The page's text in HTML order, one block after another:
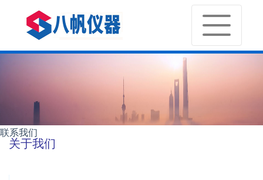
联系我们
关于我们